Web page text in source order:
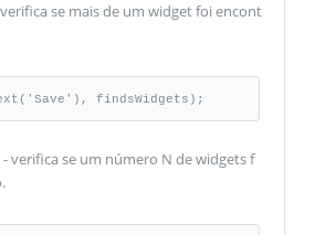
se mais de um widget foi encont
findsWidgets);
verifica se um número N de widgets f